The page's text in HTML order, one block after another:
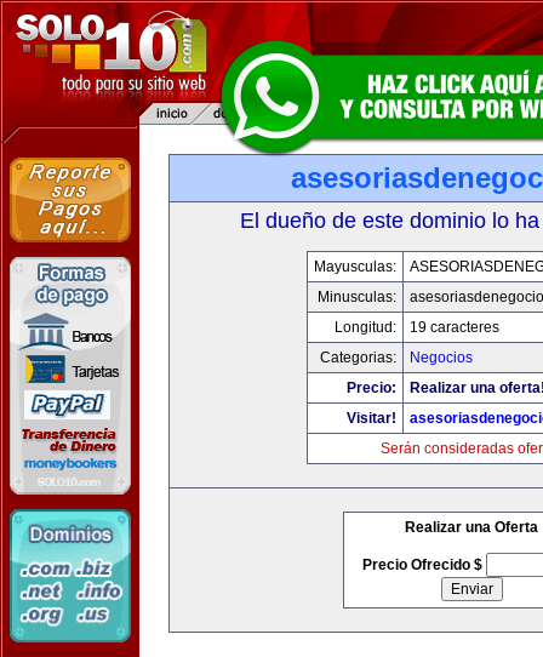
El dueño de este dominio lo
Mayusculas:
Minusculas:
Longitud:
19 caracteres
Categorias:
Negocios
Precio:
Realizar una
Visitar!
Serán consideradas
Realizar una Oferta
Precio Ofrecido $